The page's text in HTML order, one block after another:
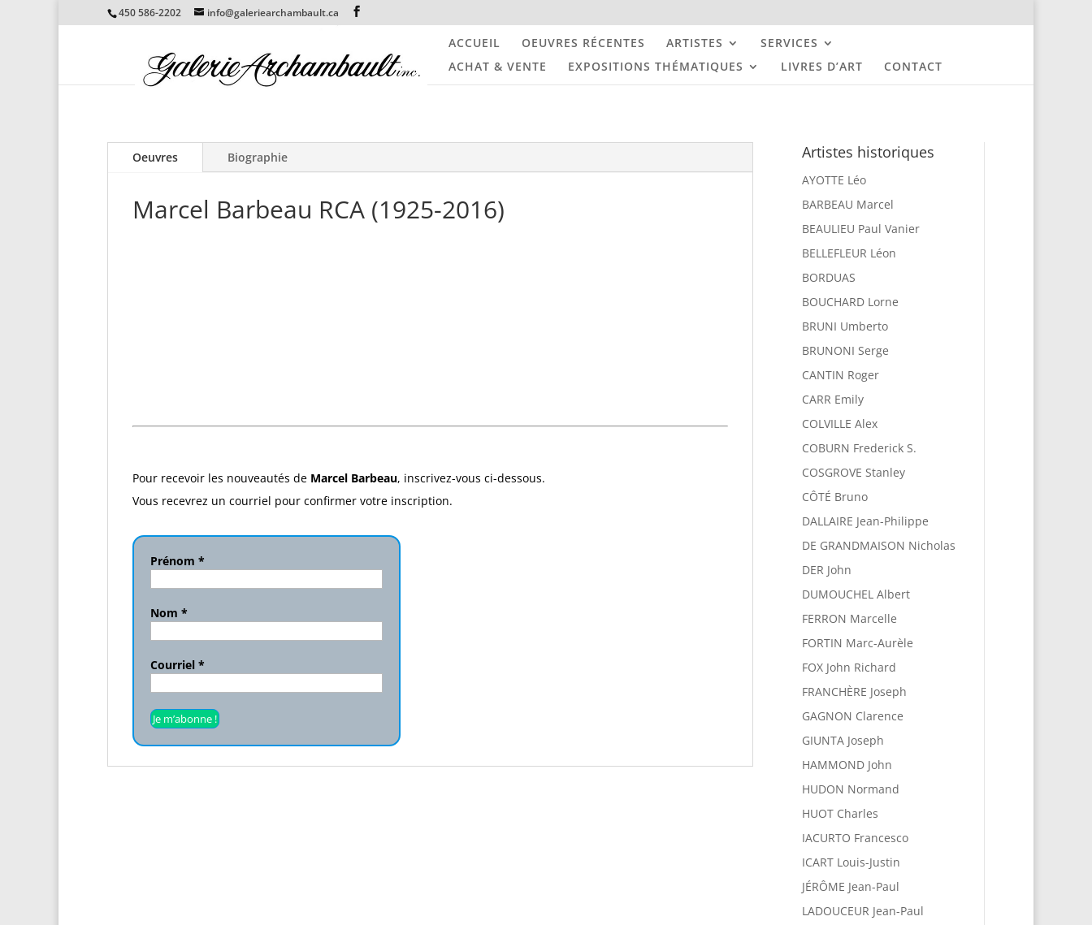
450 586-2202 info@galeriearchambault.ca
ACCUEIL OEUVRES RÉCENTES ARTISTES
SERVICES
ACHAT & VENTE
EXPOSITIONS THÉMATIQUES LIVRES D’ART CONTACT
Oeuvres Biographie
Marcel Barbeau RCA (1925-2016)
Pour recevoir les nouveautés de Marcel Barbeau, inscrivez-vous ci-dessous.
Vous recevrez un courriel pour confirmer votre inscription.
Prénom *
Nom *
Courriel *
Artistes historiques
AYOTTE Léo
BARBEAU Marcel
BEAULIEU Paul Vanier
BELLEFLEUR Léon
BORDUAS
BOUCHARD Lorne
BRUNI Umberto
BRUNONI Serge
CANTIN Roger
CARR Emily
COLVILLE Alex
COBURN Frederick S.
COSGROVE Stanley
CÔTÉ Bruno
DALLAIRE Jean-Philippe
DE GRANDMAISON Nicholas
DER John
DUMOUCHEL Albert
FERRON Marcelle
FORTIN Marc-Aurèle
FOX John Richard
FRANCHÈRE Joseph
GAGNON Clarence
GIUNTA Joseph
HAMMOND John
HUDON Normand
HUOT Charles
IACURTO Francesco
ICART Louis-Justin
JÉRÔME Jean-Paul
LADOUCEUR Jean-Paul